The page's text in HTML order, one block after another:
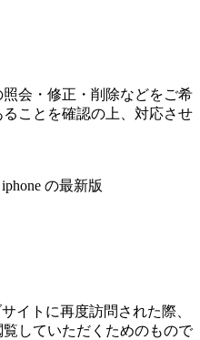
会・修正・削除などをご希
ことを確認の上、対応させ
の最新版
イトに再度訪問された際、
していただくためのもので